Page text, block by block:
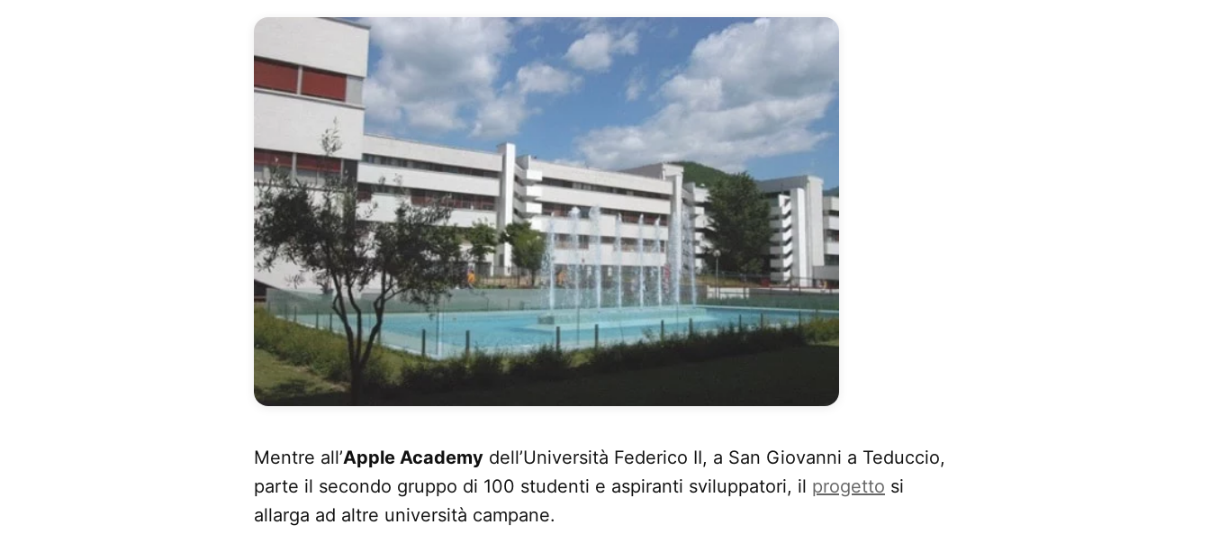
Mentre all’Apple Academy dell’Università Federico II, a San Giovanni a Teduccio,
parte il secondo gruppo di 100 studenti e aspiranti sviluppatori, il progetto si
allarga ad altre università campane.